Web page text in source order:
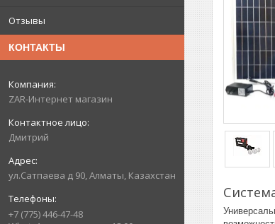
Отзывы
КОНТАКТЫ
ZAR-Интернет магазин
Дмитрий
ул.Сатпаева д 90, Алматы, Казахстан
+7 (775) 446-47-48